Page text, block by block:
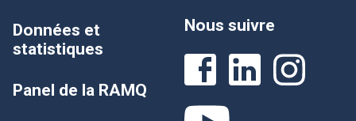
Données et
statistiques
Panel de la RAMQ
Nous suivre